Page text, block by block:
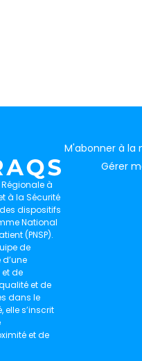
Régionale à
à la Sécurité
dispositifs
National
(PNSP).
de
et de
et de
dans le
s’inscrit
et de
M'abonner à la
Gérer